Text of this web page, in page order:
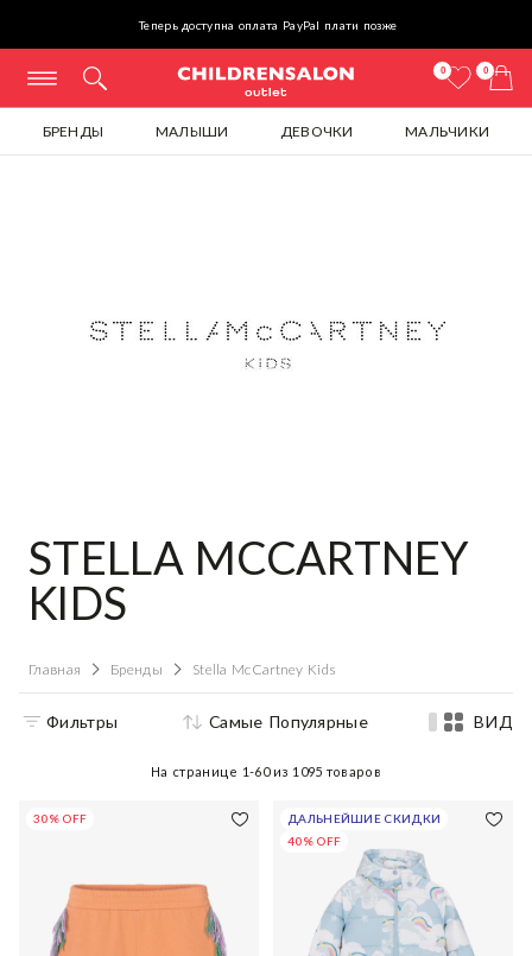
Теперь доступна оплата PayPal плати позже
0 0
БРЕНДЫ МАЛЫШИ ДЕВОЧКИ МАЛЬЧИКИ
STELLA MCCARTNEY
KIDS
Главная Бренды Stella McCartney Kids
Фильтры Самые Популярные ВИД
На странице 1-60из 1095 товаров
30% OFF
ДАЛЬНЕЙШИЕ СКИДКИ
40% OFF